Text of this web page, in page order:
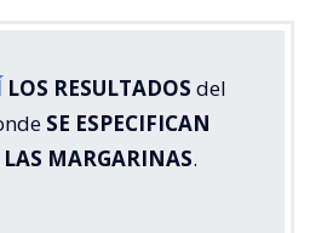
LOS RESULTADOS del
SE ESPECIFICAN
MARGARINAS.